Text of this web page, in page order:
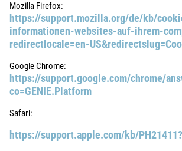
Mozilla Firefox:
https://support.mozilla.org/de/kb/
informationen-websites-auf-ihrem-
redirectlocale=en-
Google Chrome:
https://support.google.com/chrome/
co=GENIE.Platform
Safari:
https://support.apple.com/kb/